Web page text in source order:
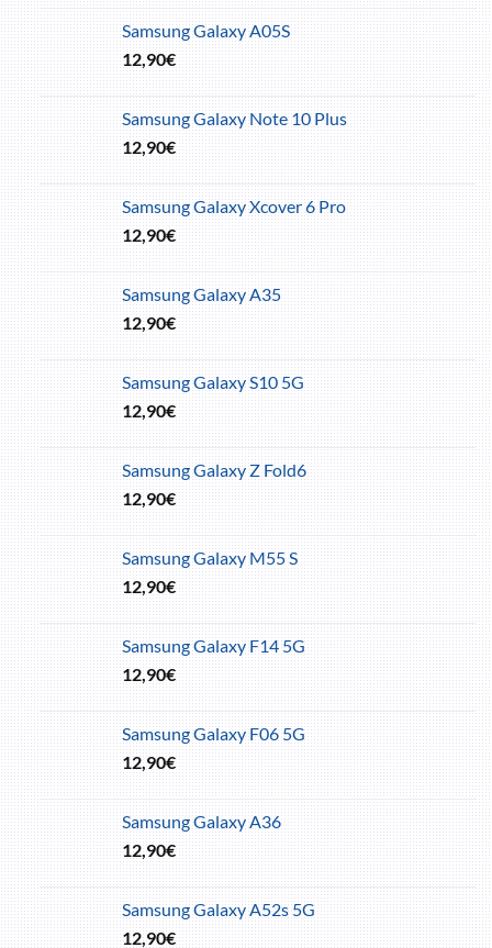
Samsung Galaxy A05S
12,90€
Samsung Galaxy Note 10 Plus
12,90€
Samsung Galaxy Xcover 6 Pro
12,90€
Samsung Galaxy A35
12,90€
Samsung Galaxy S10 5G
12,90€
Samsung Galaxy Z Fold6
12,90€
Samsung Galaxy M55 S
12,90€
Samsung Galaxy F14 5G
12,90€
Samsung Galaxy F06 5G
12,90€
Samsung Galaxy A36
12,90€
Samsung Galaxy A52s 5G
12,90€